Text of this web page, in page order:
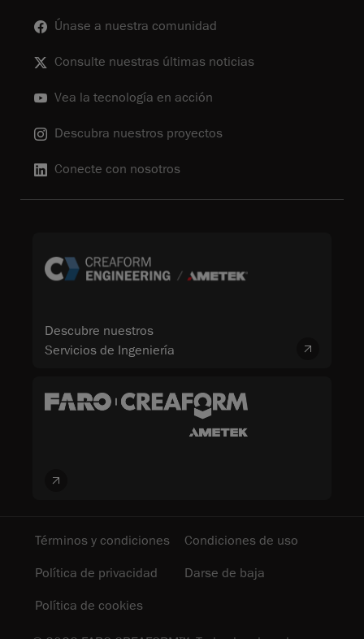
Únase a nuestra comunidad
Consulte nuestras últimas noticias
Vea la tecnología en acción
Descubra nuestros proyectos
Conecte con nosotros
Descubre nuestros
Servicios de Ingeniería
Términos y condiciones
Condiciones de uso
Política de privacidad
Darse de baja
Política de cookies